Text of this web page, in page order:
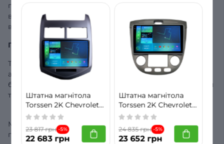
підключення. Базова комплектація магнітоли включає
встановлений Google-навігатор, але ви можете
встановити будь-який додаток на ваш смак.
Гарантія та комплектація
Torssen надає гарантію на 12 місяців з моменту покупки
автомагнітоли. Для того, щоб скористатися гарантією,
будь ласка, збережіть чек та оригінальний гарантійний
талон на пристрій.
Ми пропонуємо купити автомагнітолу нового
покоління Torssen у наступній комплектації:
Штатна магнітола
Torssen 2K Chevrolet
Aveo 12-13 F96128 4G
Carplay DSP
23 817 грн -5%
22 683 грн
Штатна магнітола
Torssen 2K Chevrolet
Lacetti 04-13 climate
silver F106128 4G
Carplay DSP
24 835 грн -5%
23 652 грн